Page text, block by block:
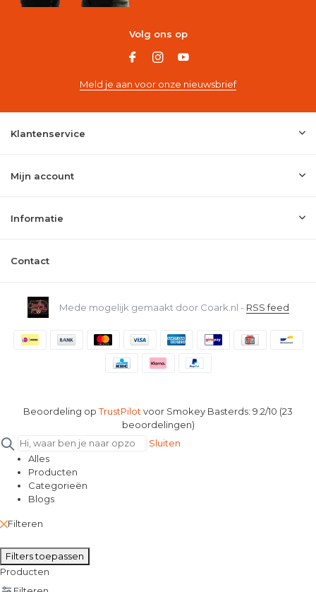
Volg ons op
Meld je aan voor onze nieuwsbrief
Klantenservice
Mijn account
Informatie
Contact
Mede mogelijk gemaakt door Coark.nl - RSS feed
Beoordeling opTrustPilot voor Smokey Basterds: 9.2/10 (23
beoordelingen)
Sluiten
Alles
Producten
Categorieën
Blogs
Filteren
Filters toepassen
Producten